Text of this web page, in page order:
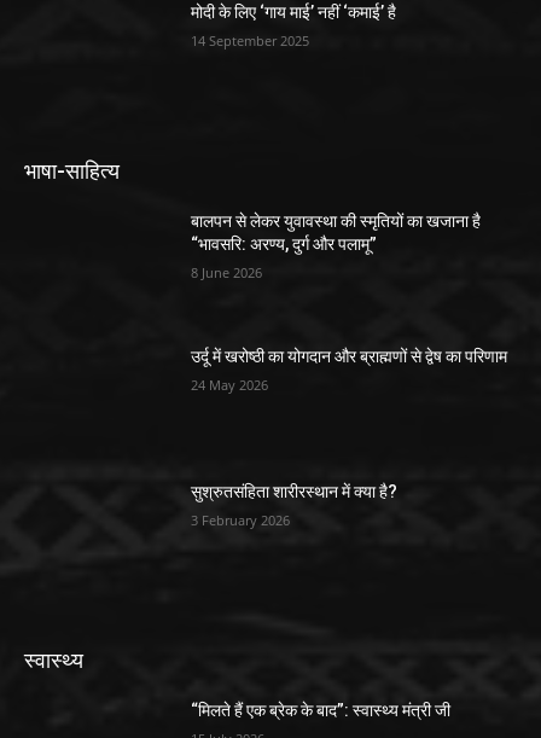
मोदी के लिए ‘गाय माई’ नहीं ‘कमाई’ है
14 September 2025
भाषा-साहित्य
बालपन से लेकर युवावस्था की स्मृतियों का खजाना है
“भावसरि: अरण्य, दुर्ग और पलामू”
8 June 2026
उर्दू में खरोष्ठी का योगदान और ब्राह्मणों से द्वेष का परिणाम
24 May 2026
सुश्रुतसंहिता शारीरस्थान में क्या है?
3 February 2026
स्वास्थ्य
“मिलते हैं एक ब्रेक के बाद”: स्वास्थ्य मंत्री जी